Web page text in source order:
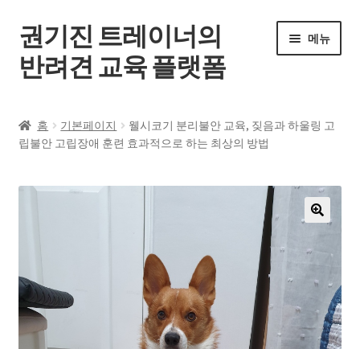
권기진 트레이너의
반려견 교육 플랫폼
메뉴
전체 강좌
공지사항
로그인
회원가입
홈 기본페이지
웰시코기 분리불안 교육, 짖음과 하울링 고
립불안 고립장애 훈련 효과적으로 하는 최상의 방법